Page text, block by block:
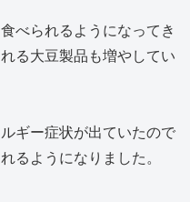
べられるようになってき
る大豆製品も増やしてい
ギー症状が出ていたので
るようになりました。